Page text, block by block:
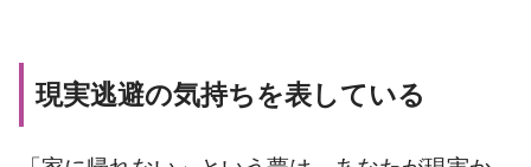
現実逃避の気持ちを表している